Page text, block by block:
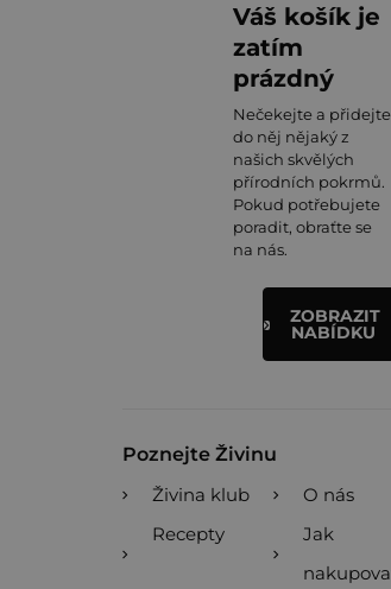
Váš košík je
zatím
prázdný
Nečekejte a přidejte
do něj nějaký z
našich skvělých
přírodních pokrmů.
Pokud potřebujete
poradit, obraťte se
na nás.
ZOBRAZIT
NABÍDKU
Poznejte Živinu
Živina klub
O nás
Recepty
Jak